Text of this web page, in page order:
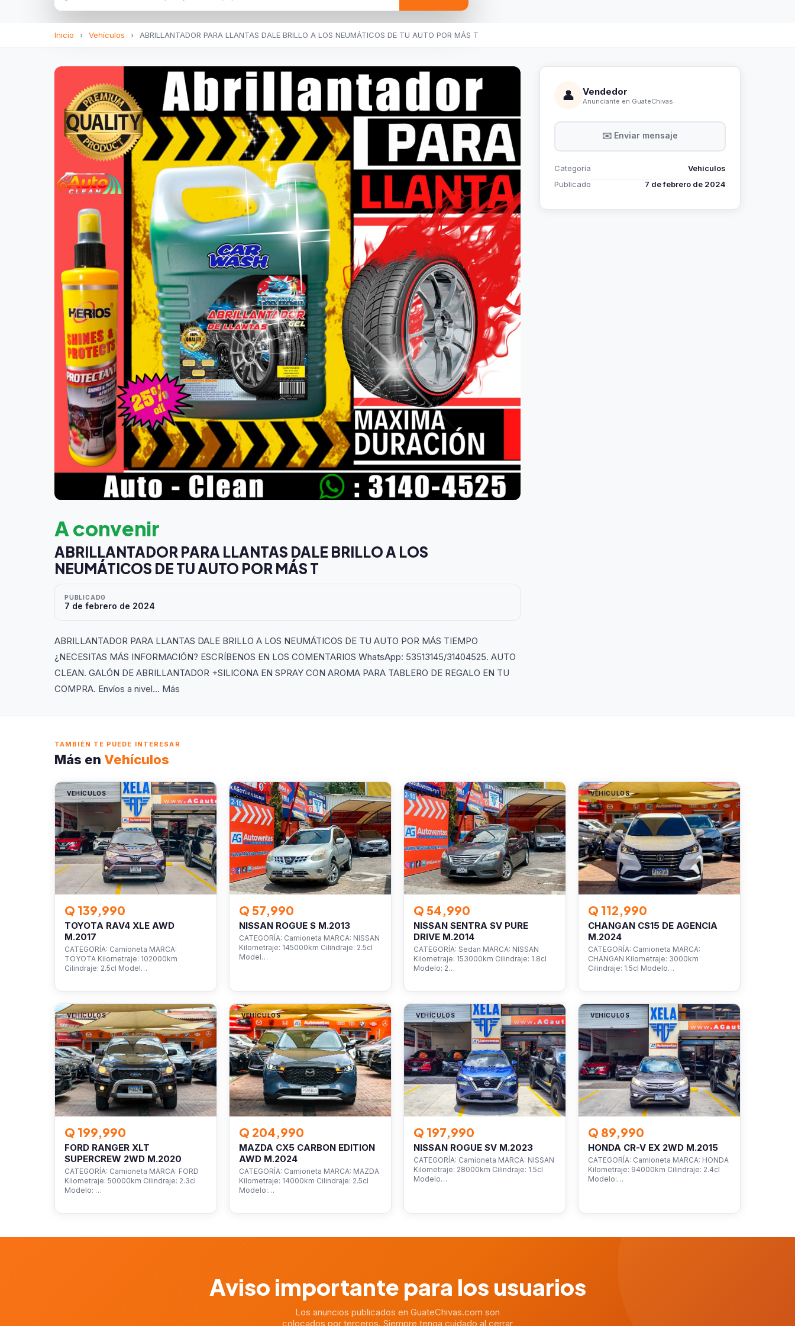
Inicio › Vehículos › ABRILLANTADOR PARA LLANTAS DALE BRILLO A LOS NEUMÁTICOS DE TU AUTO POR MÁS T
A convenir
ABRILLANTADOR PARA LLANTAS DALE BRILLO A LOS
NEUMÁTICOS DE TU AUTO POR MÁS T
PUBLICADO
7 de febrero de 2024
ABRILLANTADOR PARA LLANTAS DALE BRILLO A LOS NEUMÁTICOS DE TU AUTO POR MÁS TIEMPO
¿NECESITAS MÁS INFORMACIÓN? ESCRÍBENOS EN LOS COMENTARIOS WhatsApp: 53513145/31404525. AUTO
CLEAN. GALÓN DE ABRILLANTADOR +SILICONA EN SPRAY CON AROMA PARA TABLERO DE REGALO EN TU
COMPRA. Envíos a nivel... Más
👤 Vendedor
Anunciante en GuateChivas
✉️ Enviar mensaje
Categoría
Vehículos
Publicado
7 de febrero de 2024
TAMBIÉN TE PUEDE INTERESAR
Más en Vehículos
VEHÍCULOS
Q 139,990
TOYOTA RAV4 XLE AWD
M.2017
CATEGORÍA: Camioneta MARCA:
TOYOTA Kilometraje: 102000km
Cilindraje: 2.5cl Model…
VEHÍCULOS
Q 57,990
NISSAN ROGUE S M.2013
CATEGORÍA: Camioneta MARCA: NISSAN
Kilometraje: 145000km Cilindraje: 2.5cl
Model…
VEHÍCULOS
Q 54,990
NISSAN SENTRA SV PURE
DRIVE M.2014
CATEGORÍA: Sedan MARCA: NISSAN
Kilometraje: 153000km Cilindraje: 1.8cl
Modelo: 2…
VEHÍCULOS
Q 112,990
CHANGAN CS15 DE AGENCIA
M.2024
CATEGORÍA: Camioneta MARCA:
CHANGAN Kilometraje: 3000km
Cilindraje: 1.5cl Modelo…
VEHÍCULOS
Q 199,990
FORD RANGER XLT
SUPERCREW 2WD M.2020
CATEGORÍA: Camioneta MARCA: FORD
Kilometraje: 50000km Cilindraje: 2.3cl
Modelo: …
VEHÍCULOS
Q 204,990
MAZDA CX5 CARBON EDITION
AWD M.2024
CATEGORÍA: Camioneta MARCA: MAZDA
Kilometraje: 14000km Cilindraje: 2.5cl
Modelo:…
VEHÍCULOS
Q 197,990
NISSAN ROGUE SV M.2023
CATEGORÍA: Camioneta MARCA: NISSAN
Kilometraje: 28000km Cilindraje: 1.5cl
Modelo…
VEHÍCULOS
Q 89,990
HONDA CR-V EX 2WD M.2015
CATEGORÍA: Camioneta MARCA: HONDA
Kilometraje: 94000km Cilindraje: 2.4cl
Modelo:…
Aviso importante para los usuarios
Los anuncios publicados en GuateChivas.com son
colocados por terceros. Siempre tenga cuidado al cerrar